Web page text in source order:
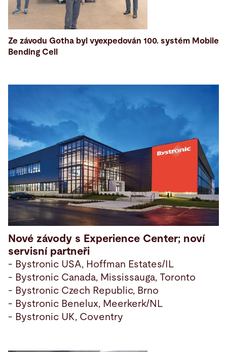
Ze závodu Gotha byl vyexpedován 100. systém Mobile
Bending Cell
Nové závody s Experience Center; noví
servisní partneři
- Bystronic USA, Hoffman Estates/IL
- Bystronic Canada, Mississauga, Toronto
- Bystronic Czech Republic, Brno
- Bystronic Benelux, Meerkerk/NL
- Bystronic UK, Coventry